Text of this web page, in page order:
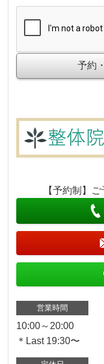
【予約制】
営業時間
10:00～20:00
＊Last 19:30〜